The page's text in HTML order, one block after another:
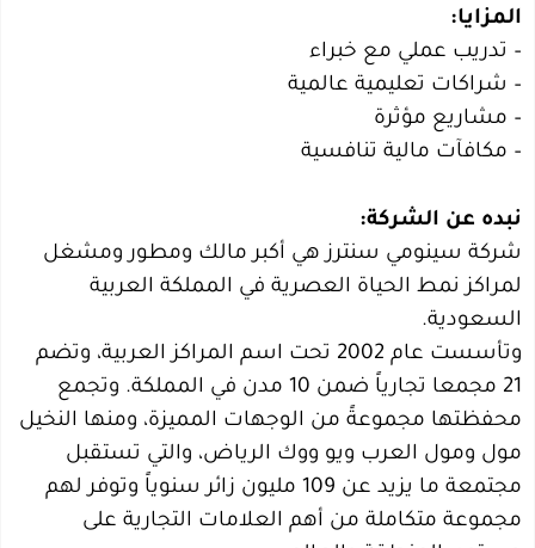
المزايا:
– تدريب عملي مع خبراء
– شراكات تعليمية عالمية
– مشاريع مؤثرة
– مكافآت مالية تنافسية
نبده عن الشركة:
شركة سينومي سنترز هي أكبر مالك ومطور ومشغل
لمراكز نمط الحياة العصرية في المملكة العربية
السعودية.
وتأسست عام 2002 تحت اسم المراكز العربية، وتضم
21 مجمعا تجارياً ضمن 10 مدن في المملكة. وتجمع
محفظتها مجموعةً من الوجهات المميزة، ومنها النخيل
مول ومول العرب ويو ووك الرياض، والتي تستقبل
مجتمعة ما يزيد عن 109 مليون زائر سنوياً وتوفر لهم
مجموعة متكاملة من أهم العلامات التجارية على